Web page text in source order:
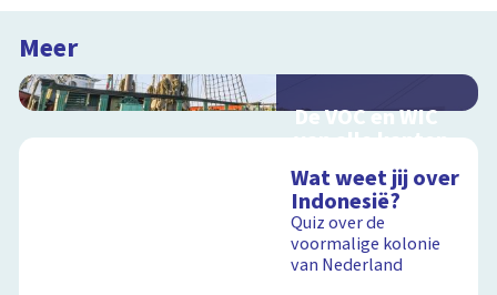
Meer
De VOC en WIC
van alle kanten
over zee
Schoolplaat
Wat weet jij over
Indonesië?
Quiz over de
voormalige kolonie
van Nederland